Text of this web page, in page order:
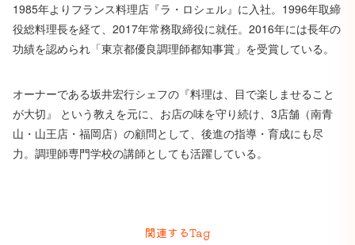
1985年よりフランス料理店『ラ・ロシェル』に入社。1996年取締
役総料理長を経て、2017年常務取締役に就任。2016年には長年の
功績を認められ「東京都優良調理師都知事賞」を受賞している。
オーナーである坂井宏行シェフの『料理は、目で楽しませること
が大切』 という教えを元に、お店の味を守り続け、3店舗（南青
山・山王店・福岡店）の顧問として、後進の指導・育成にも尽
力。調理師専門学校の講師としても活躍している。
関連するTag